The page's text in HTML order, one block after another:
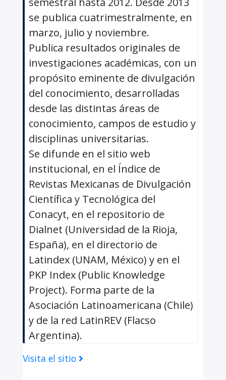
se publica cuatrimestralmente, en
marzo, julio y noviembre.
Publica resultados originales de
investigaciones académicas, con un
propósito eminente de divulgación
del conocimiento, desarrolladas
desde las distintas áreas de
conocimiento, campos de estudio y
disciplinas universitarias.
Se difunde en el sitio web
institucional, en el Índice de
Revistas Mexicanas de Divulgación
Científica y Tecnológica del
Conacyt, en el repositorio de
Dialnet (Universidad de la Rioja,
España), en el directorio de
Latindex (UNAM, México) y en el
PKP Index (Public Knowledge
Project). Forma parte de la
Asociación Latinoamericana (Chile)
y de la red LatinREV (Flacso
Argentina).
Visita el sitio